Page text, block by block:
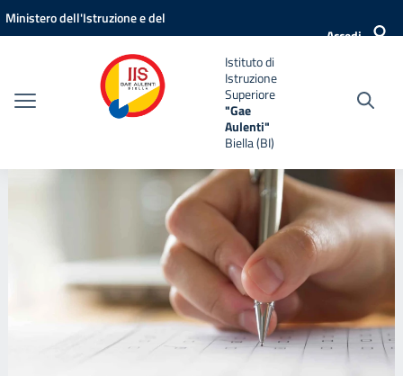
Vai ai contenuti
Vai al menu di navigazione
Vai al footer
Ministero dell'Istruzione e del
Accedi
Istituto di
Istruzione
Superiore
"Gae
Aulenti"
Biella (BI)